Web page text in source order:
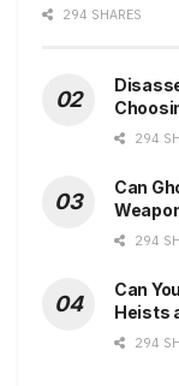
294 SHARES
294
Can
294
Can
Heists
294